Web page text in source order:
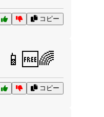
コピー
📱🆓🌈
コピー